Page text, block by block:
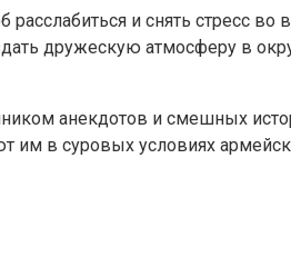
и снять стресс
дружескую атмосферу в
анекдотов и смешных
им в суровых условиях